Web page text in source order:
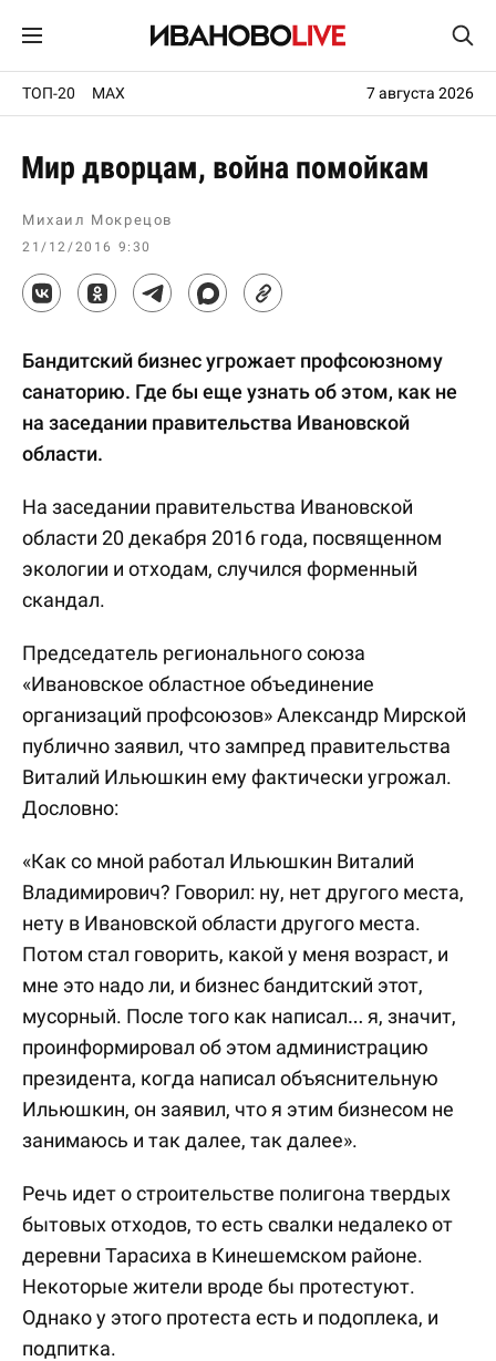
ТОП-20 MAX 7 августа 2026
Мир дворцам, война помойкам
Михаил Мокрецов
21/12/2016 9:30
Бандитский бизнес угрожает профсоюзному
санаторию. Где бы еще узнать об этом, как не
на заседании правительства Ивановской
области.
На заседании правительства Ивановской
области 20 декабря 2016 года, посвященном
экологии и отходам, случился форменный
скандал.
Председатель регионального союза
«Ивановское областное объединение
организаций профсоюзов» Александр Мирской
публично заявил, что зампред правительства
Виталий Ильюшкин ему фактически угрожал.
Дословно:
«Как со мной работал Ильюшкин Виталий
Владимирович? Говорил: ну, нет другого места,
нету в Ивановской области другого места.
Потом стал говорить, какой у меня возраст, и
мне это надо ли, и бизнес бандитский этот,
мусорный. После того как написал… я, значит,
проинформировал об этом администрацию
президента, когда написал объяснительную
Ильюшкин, он заявил, что я этим бизнесом не
занимаюсь и так далее, так далее».
Речь идет о строительстве полигона твердых
бытовых отходов, то есть свалки недалеко от
деревни Тарасиха в Кинешемском районе.
Некоторые жители вроде бы протестуют.
Однако у этого протеста есть и подоплека, и
подпитка.